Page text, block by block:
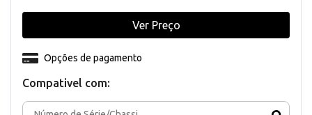
Compativel com:
Opções de pagamento
Ver Preço